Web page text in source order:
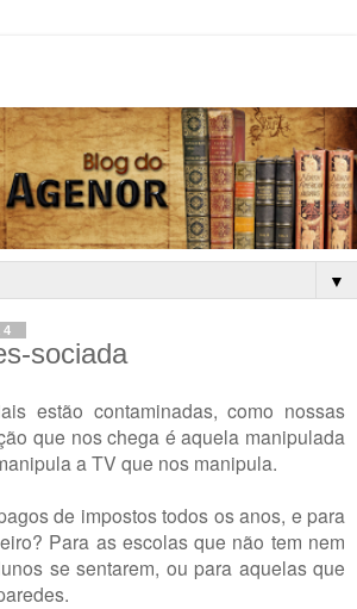
▼
sociada
estão contaminadas, como nossas
que nos chega é aquela manipulada
a TV que nos manipula.
de impostos todos os anos, e para
Para as escolas que não tem nem
se sentarem, ou para aquelas que